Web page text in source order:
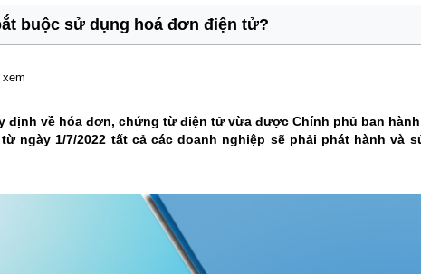
buộc sử dụng hoá đơn điện tử?
định về hóa đơn, chứng từ điện tử vừa được Chính phủ ban
ngày 1/7/2022 tất cả các doanh nghiệp sẽ phải phát hành và